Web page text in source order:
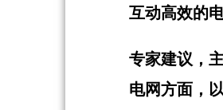
互动高效的
专家建议，
电网方面，